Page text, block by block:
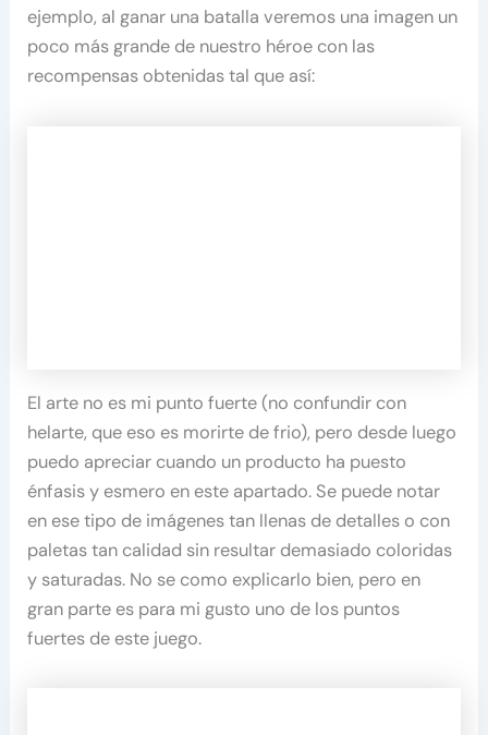
ejemplo, al ganar una batalla veremos una imagen un
poco más grande de nuestro héroe con las
recompensas obtenidas tal que así:
El arte no es mi punto fuerte (no confundir con
helarte, que eso es morirte de frio), pero desde luego
puedo apreciar cuando un producto ha puesto
énfasis y esmero en este apartado. Se puede notar
en ese tipo de imágenes tan llenas de detalles o con
paletas tan calidad sin resultar demasiado coloridas
y saturadas. No se como explicarlo bien, pero en
gran parte es para mi gusto uno de los puntos
fuertes de este juego.